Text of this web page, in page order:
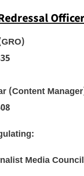
(Content
Media